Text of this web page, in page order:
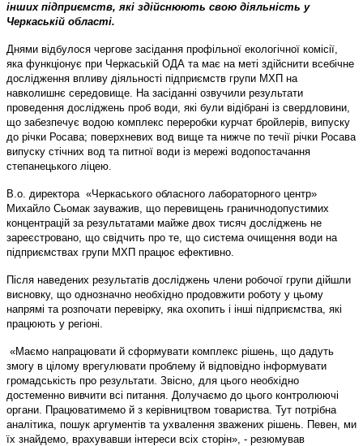
інших підприємств, які здійснюють свою діяльність у
Черкаській області.
Днями відбулося чергове засідання профільної екологічної комісії,
яка функціонує при Черкаській ОДА та має на меті здійснити всебічне
дослідження впливу діяльності підприємств групи МХП на
навколишнє середовище. На засіданні озвучили результати
проведення досліджень проб води, які були відібрані із свердловини,
що забезпечує водою комплекс переробки курчат бройлерів, випуску
до річки Росава; поверхневих вод вище та нижче по течії річки Росава
випуску стічних вод та питної води із мережі водопостачання
степанецького ліцею.
В.о. директора «Черкаського обласного лабораторного центр»
Михайло Сьомак зауважив, що перевищень граничнодопустимих
концентрацій за результатами майже двох тисяч досліджень не
зареєстровано, що свідчить про те, що система очищення води на
підприємствах групи МХП працює ефективно.
Після наведених результатів досліджень члени робочої групи дійшли
висновку, що однозначно необхідно продовжити роботу у цьому
напрямі та розпочати перевірку, яка охопить і інші підприємства, які
працюють у регіоні.
«Маємо напрацювати й сформувати комплекс рішень, що дадуть
змогу в цілому врегулювати проблему й відповідно інформувати
громадськість про результати. Звісно, для цього необхідно
достеменно вивчити всі питання. Долучаємо до цього контролюючі
органи. Працюватимемо й з керівництвом товариства. Тут потрібна
аналітика, пошук аргументів та ухвалення зважених рішень. Певен, ми
їх знайдемо, врахувавши інтереси всіх сторін», - резюмував